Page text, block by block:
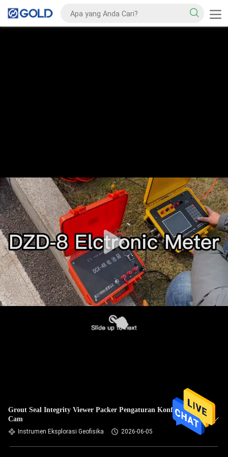
Grout Seal Integrity Viewer Packer Pengaturan Konfirmasi
Cam
Instrumen Eksplorasi Geofisika 2026-06-05